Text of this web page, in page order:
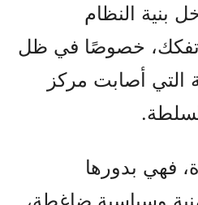
بنية النظام
تفكك، خصوصًا في ظل
التي أصابت مركز
فهي بدورها